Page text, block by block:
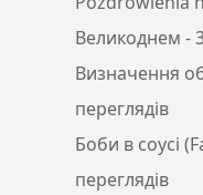
Великоднем -
Визначення
переглядів
Боби в соусі
переглядів